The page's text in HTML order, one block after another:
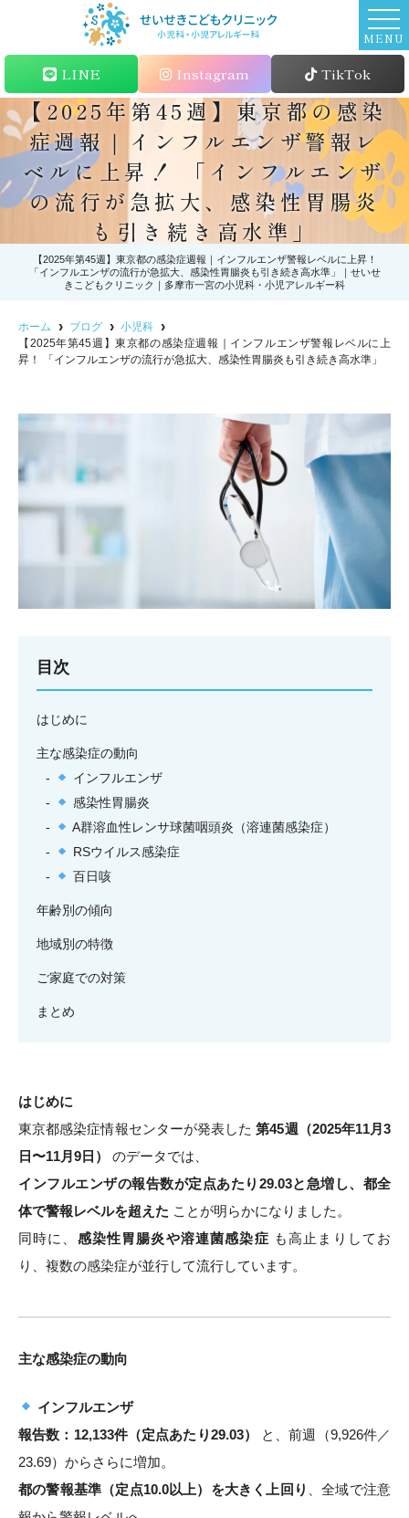
MENU
【2025年第45週】東京都の感染
症週報｜インフルエンザ警報レ
ベルに上昇！ 「インフルエンザ
の流行が急拡大、感染性胃腸炎
も引き続き高水準」
【2025年第45週】東京都の感染症週報｜インフルエンザ警報レベルに上昇！
「インフルエンザの流行が急拡大、感染性胃腸炎も引き続き高水準」｜せいせ
きこどもクリニック｜多摩市一宮の小児科・小児アレルギー科
LINE Instagram TikTok
ホーム ブログ
小児科
【2025年第45週】東京都の感染症週報｜インフルエンザ警報レベルに上
昇！ 「インフルエンザの流行が急拡大、感染性胃腸炎も引き続き高水準」
目次
はじめに
主な感染症の動向
インフルエンザ
感染性胃腸炎
A群溶血性レンサ球菌咽頭炎（溶連菌感染症）
RSウイルス感染症
百日咳
年齢別の傾向
地域別の特徴
ご家庭での対策
まとめ
はじめに
東京都感染症情報センターが発表した第45週（2025年11月3
日〜11月9日）
のデータでは、
インフルエンザの報告数が定点あたり29.03と急増し、都全
体で警報レベルを超えた ことが明らかになりました。
同時に、 感染性胃腸炎や溶連菌感染症 も高止まりしてお
り、複数の感染症が並行して流行しています。
主な感染症の動向
インフルエンザ
報告数：12,133件（定点あたり29.03）
と、前週（9,926件／
23.69）からさらに増加。
都の警報基準（定点10.0以上）を大きく上回り
、全域で注意